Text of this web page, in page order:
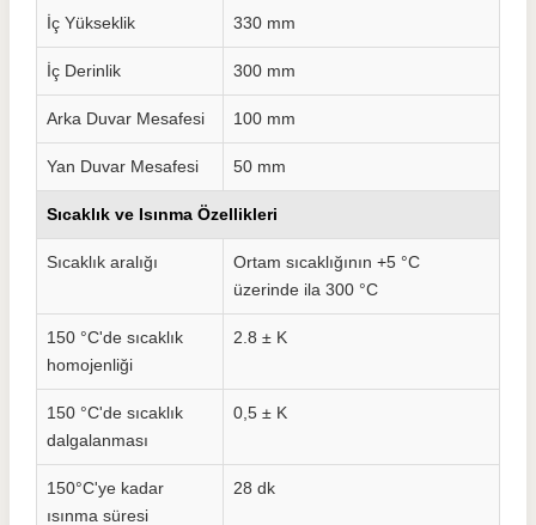
İç Yükseklik 330 mm
İç Derinlik 300 mm
Arka Duvar Mesafesi 100 mm
Yan Duvar Mesafesi 50 mm
Sıcaklık ve Isınma Özellikleri
Sıcaklık aralığı
Ortam sıcaklığının +5 °C
üzerinde ila 300 °C
150 °C'de sıcaklık
homojenliği
2.8 ± K
150 °C'de sıcaklık
dalgalanması
0,5 ± K
150°C'ye kadar
ısınma süresi
28 dk